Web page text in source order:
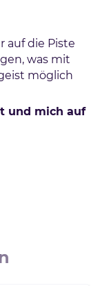
auf die Piste
was mit
möglich
und mich auf